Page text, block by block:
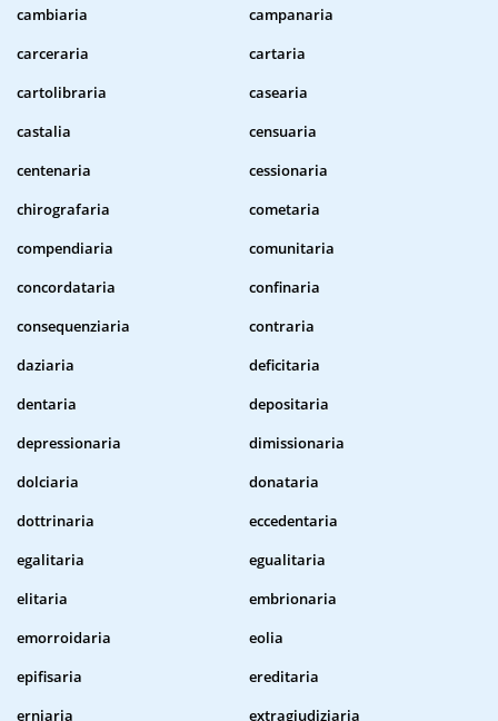
cambiaria
campanaria
carceraria
cartaria
cartolibraria
casearia
castalia
censuaria
centenaria
cessionaria
chirografaria
cometaria
compendiaria
comunitaria
concordataria
confinaria
consequenziaria
contraria
daziaria
deficitaria
dentaria
depositaria
depressionaria
dimissionaria
dolciaria
donataria
dottrinaria
eccedentaria
egalitaria
egualitaria
elitaria
embrionaria
emorroidaria
eolia
epifisaria
ereditaria
erniaria
extragiudiziaria